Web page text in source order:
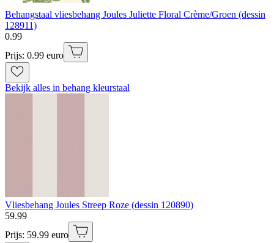
Behangstaal vliesbehang Joules Juliette Floral Crème/Groen (dessin
128911)
0.99
Prijs: 0.99 euro
Bekijk alles in behang kleurstaal
Vliesbehang Joules Streep Roze (dessin 120890)
59.99
Prijs: 59.99 euro